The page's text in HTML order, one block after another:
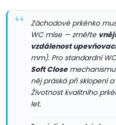
p
Záchodové prkénko
WC míse — změřte
vzdálenost
mm). Pro standardní
Soft Close
něj práská při sklopení
Životnost kvalitního
let.